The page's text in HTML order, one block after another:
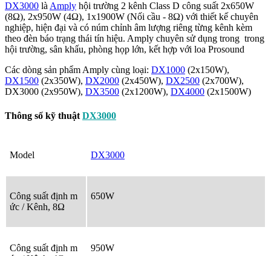
DX3000 là Amply hội trường 2 kênh Class D công suất 2x650W
(8Ω), 2x950W (4Ω), 1x1900W (Nối cầu - 8Ω) với thiết kế chuyên
nghiệp, hiện đại và có núm chỉnh âm lượng riêng từng kênh kèm
theo đèn báo trạng thái tín hiệu. Amply chuyên sử dụng trong trong
hội trường, sân khấu, phòng họp lớn, kết hợp với loa Prosound
Các dòng sản phẩm Amply cùng loại: DX1000 (2x150W),
DX1500 (2x350W), DX2000 (2x450W), DX2500 (2x700W),
DX3000 (2x950W), DX3500 (2x1200W), DX4000 (2x1500W)
Thông số kỹ thuật DX3000
Model DX3000
Công suất định m
ức / Kênh, 8Ω
650W
Công suất định m
950W